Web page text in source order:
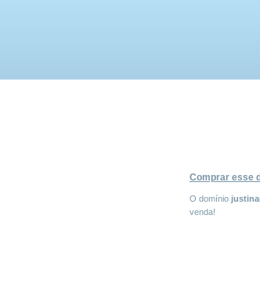
Comprar esse
O domínio
venda!